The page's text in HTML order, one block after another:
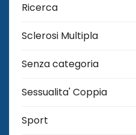
Ricerca
Sclerosi Multipla
Senza categoria
Sessualita' Coppia
Sport